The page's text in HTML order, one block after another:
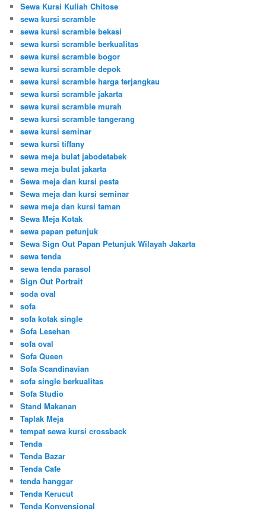
Sewa Kursi Kuliah Chitose
sewa kursi scramble
sewa kursi scramble bekasi
sewa kursi scramble berkualitas
sewa kursi scramble bogor
sewa kursi scramble depok
sewa kursi scramble harga terjangkau
sewa kursi scramble jakarta
sewa kursi scramble murah
sewa kursi scramble tangerang
sewa kursi seminar
sewa kursi tiffany
sewa meja bulat jabodetabek
sewa meja bulat jakarta
Sewa meja dan kursi pesta
Sewa meja dan kursi seminar
sewa meja dan kursi taman
Sewa Meja Kotak
sewa papan petunjuk
Sewa Sign Out Papan Petunjuk Wilayah Jakarta
sewa tenda
sewa tenda parasol
Sign Out Portrait
soda oval
sofa
sofa kotak single
Sofa Lesehan
sofa oval
Sofa Queen
Sofa Scandinavian
sofa single berkualitas
Sofa Studio
Stand Makanan
Taplak Meja
tempat sewa kursi crossback
Tenda
Tenda Bazar
Tenda Cafe
tenda hanggar
Tenda Kerucut
Tenda Konvensional